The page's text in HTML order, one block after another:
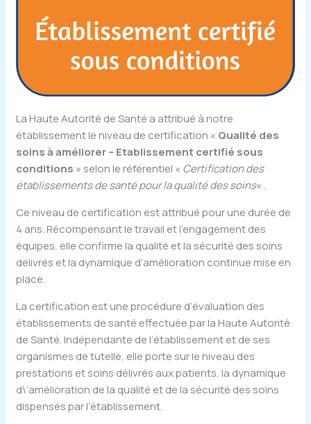
La Haute Autorité de Santé a attribué à notre
établissement le niveau de certification « Qualité des
soins à améliorer – Etablissement certifié sous
conditions » selon le référentiel « Certification des
établissements de santé pour la qualité des soins« .
Ce niveau de certification est attribué pour une durée de
4 ans. Récompensant le travail et l’engagement des
équipes, elle confirme la qualité et la sécurité des soins
délivrés et la dynamique d’amélioration continue mise en
place.
La certification est une procédure d’évaluation des
établissements de santé effectuée par la Haute Autorité
de Santé. Indépendante de l’établissement et de ses
organismes de tutelle, elle porte sur le niveau des
prestations et soins délivrés aux patients, la dynamique
d\’amélioration de la qualité et de la sécurité des soins
dispensés par l’établissement.